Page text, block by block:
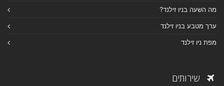
מה השעה בניו זילנד?
ערך מטבע בניו זילנד
מפת ניו זילנד
שירותים